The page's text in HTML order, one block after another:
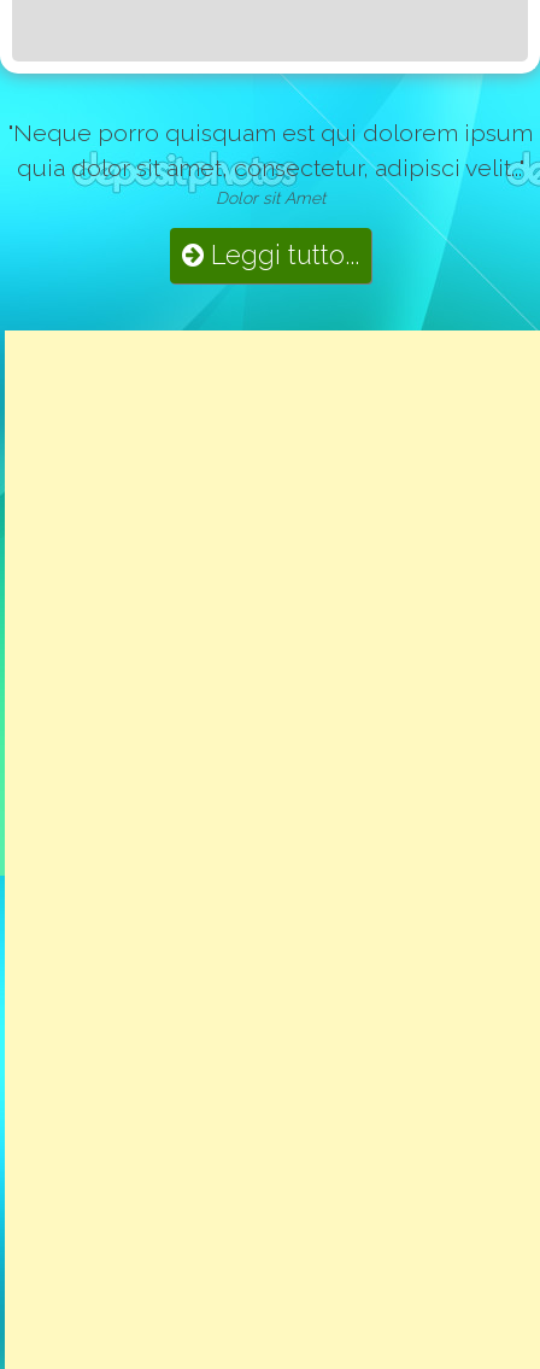
"Neque porro quisquam est qui dolorem ipsum
quia dolor sit amet, consectetur, adipisci velit..."
Dolor sit Amet
Leggi tutto...